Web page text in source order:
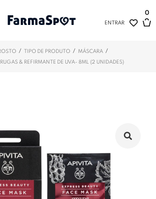
ENTRAR
0
/ TIPO DE PRODUTO / MÁSCARA /
& REFIRMANTE DE UVA- 8ML (2 UNIDADES)